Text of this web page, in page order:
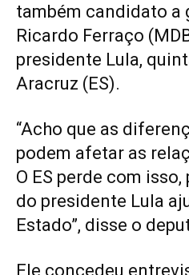
também candidato a
Ricardo Ferraço
presidente Lula,
Aracruz (ES).
“Acho que as
podem afetar as
O ES perde com
do presidente Lula
Estado”, disse o
Ele concedeu